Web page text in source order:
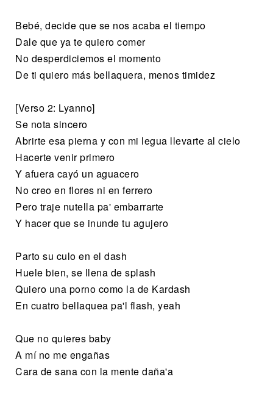
Bebé, decide que se nos acaba el tiempo
Dale que ya te quiero comer
No desperdiciemos el momento
De ti quiero más bellaquera, menos timidez
[Verso 2: Lyanno]
Se nota sincero
Abrirte esa pierna y con mi legua llevarte al cielo
Hacerte venir primero
Y afuera cayó un aguacero
No creo en flores ni en ferrero
Pero traje nutella pa' embarrarte
Y hacer que se inunde tu agujero
Parto su culo en el dash
Huele bien, se llena de splash
Quiero una porno como la de Kardash
En cuatro bellaquea pa'l flash, yeah
Que no quieres baby
A mí no me engañas
Cara de sana con la mente daña'a